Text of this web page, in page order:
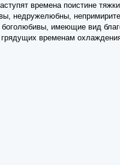
времена поистине
недружелюбны,
имеющие вид
грядущих временам